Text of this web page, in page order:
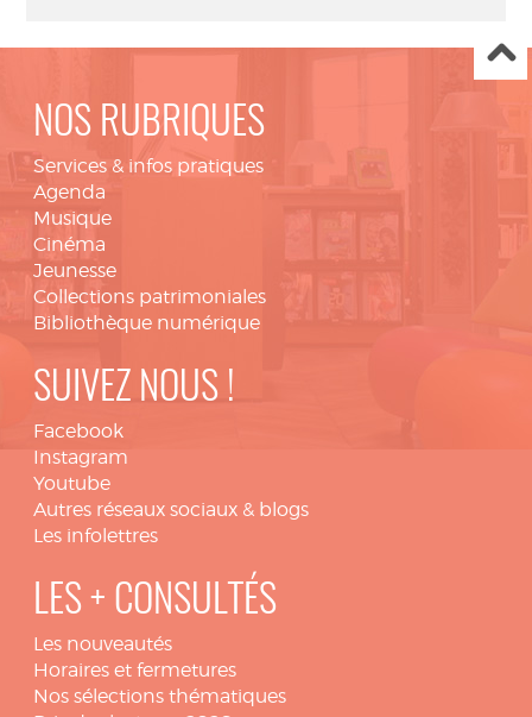
NOS RUBRIQUES
Services & infos pratiques
Agenda
Musique
Cinéma
Jeunesse
Collections patrimoniales
Bibliothèque numérique
SUIVEZ NOUS !
Facebook
Instagram
Youtube
Autres réseaux sociaux & blogs
Les infolettres
LES + CONSULTÉS
Les nouveautés
Horaires et fermetures
Nos sélections thématiques